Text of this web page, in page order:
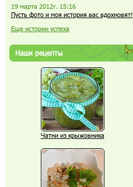
19 марта 2012г. 15:16
Пусть фото и моя история вас вдохновят!
Еще истории успеха
Наши рецепты
Чатни из крыжовника